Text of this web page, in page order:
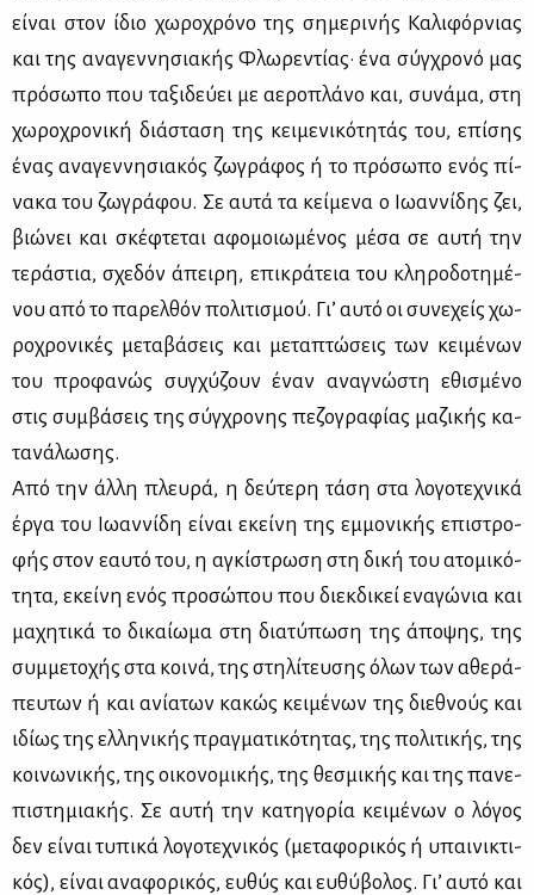
εί­ναι στον ίδιο χω­ρο­χρό­νο της ση­με­ρι­νής Κα­λι­φόρ­νιας
και της ανα­γεν­νη­σια­κής Φλω­ρε­ντί­ας· ένα σύγ­χρο­νό μας
πρό­σω­πο που τα­ξι­δεύ­ει με αε­ρο­πλά­νο και, συ­νά­μα, στη
χω­ρο­χρο­νι­κή διά­στα­ση της κει­με­νι­κό­τη­τάς του, επί­σης
ένας ανα­γεν­νη­σια­κός ζω­γρά­φος ή το πρό­σω­πο ενός πί­
να­κα του ζω­γρά­φου. Σε αυ­τά τα κεί­με­να ο Ιω­αν­νί­δης ζει,
βιώ­νει και σκέ­φτε­ται αφο­μοιω­μέ­νος μέ­σα σε αυ­τή την
τε­ρά­στια, σχε­δόν άπει­ρη, επι­κρά­τεια του κλη­ρο­δο­τη­μέ­
νου από το πα­ρελ­θόν πο­λι­τι­σμού. Γι’ αυ­τό οι συ­νε­χείς χω­
ρο­χρο­νι­κές με­τα­βά­σεις και με­τα­πτώ­σεις των κει­μέ­νων
του προ­φα­νώς συγ­χύ­ζουν έναν ανα­γνώ­στη εθι­σμέ­νο
στις συμ­βά­σεις της σύγ­χρο­νης πε­ζο­γρα­φί­ας μα­ζι­κής κα­
τα­νά­λω­σης.
Από την άλ­λη πλευ­ρά, η δεύ­τε­ρη τά­ση στα λο­γο­τε­χνι­κά
έρ­γα του Ιω­αν­νί­δη εί­ναι εκεί­νη της εμ­μο­νι­κής επι­στρο­
φής στον εαυ­τό του, η αγκί­στρω­ση στη δι­κή του ατο­μι­κό­
τη­τα, εκεί­νη ενός προ­σώ­που που διεκ­δι­κεί ενα­γώ­νια και
μα­χη­τι­κά το δι­καί­ω­μα στη δια­τύ­πω­ση της άπο­ψης, της
συμ­με­το­χής στα κοι­νά, της στη­λί­τευ­σης όλων των αθε­ρά­
πευ­των ή και ανί­α­των κα­κώς κει­μέ­νων της διε­θνούς και
ιδί­ως της ελ­λη­νι­κής πραγ­μα­τι­κό­τη­τας, της πο­λι­τι­κής, της
κοι­νω­νι­κής, της οι­κο­νο­μι­κής, της θε­σμι­κής και της πα­νε­
πι­στη­μια­κής. Σε αυ­τή την κα­τη­γο­ρία κει­μέ­νων ο λό­γος
δεν εί­ναι τυ­πι­κά λο­γο­τε­χνι­κός (με­τα­φο­ρι­κός ή υπαι­νι­κτι­
κός), εί­ναι ανα­φο­ρι­κός, ευ­θύς και ευ­θύ­βο­λος. Γι’ αυ­τό και